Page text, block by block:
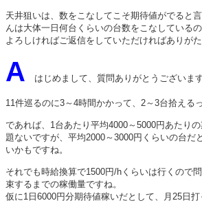
天井狙いは、数をこなしてこそ期待値がでると
んは大体一日何台くらいの台数をこなしている
よろしければご返信をしていただければありがた
A はじめまして、質問ありがとうございます
11件巡るのに3～4時間かかって、2～3台拾える
であれば、1台あたり平均4000～5000円あたり
題ないですが、平均2000～3000円くらいの台だ
いかもですね。
それでも時給換算で1500円/hくらいは行くので
束するまでの稼働量ですね。
仮に1日6000円分期待値稼いだとして、月25日打